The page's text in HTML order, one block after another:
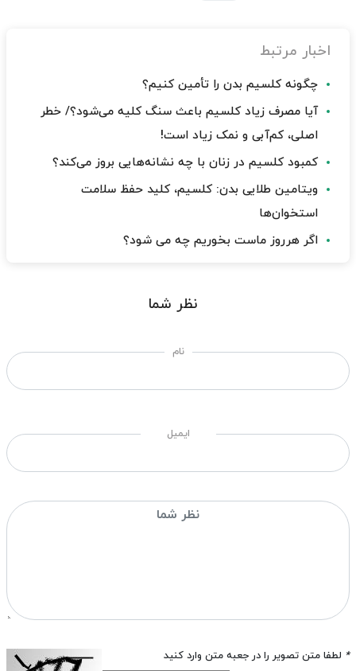
اخبار مرتبط
چگونه کلسیم بدن را تأمین کنیم؟
آیا مصرف زیاد کلسیم باعث سنگ کلیه می‌شود؟/ خطر
اصلی، کم‌آبی و نمک زیاد است!
کمبود کلسیم در زنان با چه نشانه‌هایی بروز می‌کند؟
ویتامین طلایی بدن: کلسیم، کلید حفظ سلامت
استخوان‌ها
اگر هرروز ماست بخوریم چه می شود؟
نظر شما
نام
ایمیل
* لطفا متن تصویر را در جعبه متن وارد کنید